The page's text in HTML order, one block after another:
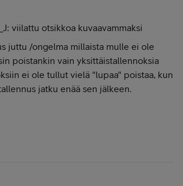
viilattu otsikkoa kuvaavammaksi
juttu /ongelma millaista mulle ei ole
poistankin vain yksittäistallennoksia
ei ole tullut vielä "lupaa" poistaa, kun
jatku enää sen jälkeen.